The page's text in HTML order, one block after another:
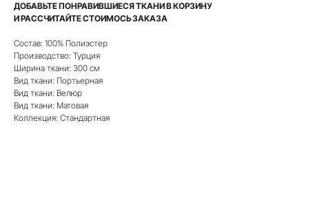
ДОБАВЬТЕ ПОНРАВИВШИЕСЯ ТКАНИ В КОРЗИНУ
И РАССЧИТАЙТЕ СТОИМОСЬ ЗАКАЗА
Состав: 100% Полиэстер
Производство: Турция
Ширина ткани: 300 см
Вид ткани: Портьерная
Вид ткани: Велюр
Вид ткани: Матовая
Коллекция: Стандартная